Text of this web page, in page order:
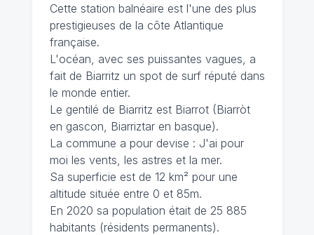
Cette station balnéaire est l'une des plus
prestigieuses de la côte Atlantique
française.
L'océan, avec ses puissantes vagues, a
fait de Biarritz un spot de surf réputé dans
le monde entier.
Le gentilé de Biarritz est Biarrot (Biarròt
en gascon, Biarriztar en basque).
La commune a pour devise : J'ai pour
moi les vents, les astres et la mer.
Sa superficie est de 12 km² pour une
altitude située entre 0 et 85m.
En 2020 sa population était de 25 885
habitants (résidents permanents).